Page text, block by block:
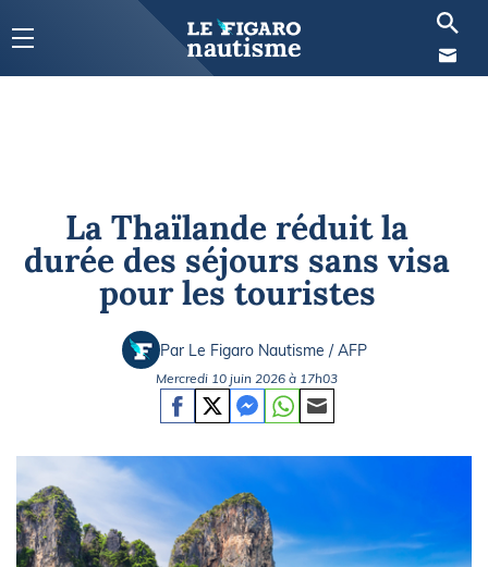
La Thaïlande réduit la
durée des séjours sans visa
pour les touristes
Par Le Figaro Nautisme / AFP
Mercredi 10 juin 2026 à 17h03